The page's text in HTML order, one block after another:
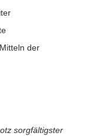
der
sorgfältigster